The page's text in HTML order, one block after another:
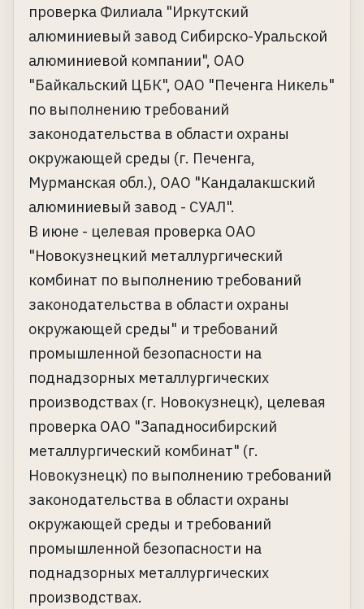
проверка Филиала "Иркутский
алюминиевый завод Сибирско-Уральской
алюминиевой компании", ОАО
"Байкальский ЦБК", ОАО "Печенга Никель"
по выполнению требований
законодательства в области охраны
окружающей среды (г. Печенга,
Мурманская обл.), ОАО "Кандалакшский
алюминиевый завод - СУАЛ".
В июне - целевая проверка ОАО
"Новокузнецкий металлургический
комбинат по выполнению требований
законодательства в области охраны
окружающей среды" и требований
промышленной безопасности на
поднадзорных металлургических
производствах (г. Новокузнецк), целевая
проверка ОАО "Западносибирский
металлургический комбинат" (г.
Новокузнецк) по выполнению требований
законодательства в области охраны
окружающей среды и требований
промышленной безопасности на
поднадзорных металлургических
производствах.